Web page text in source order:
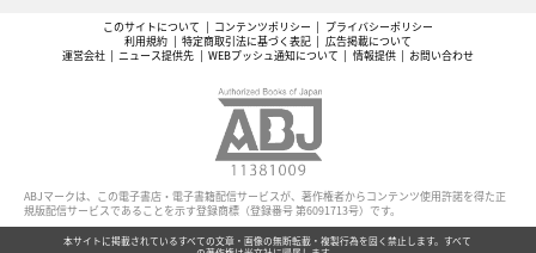
このサイトについて コンテンツポリシー
プライバシーポリシー
利用規約
特定商取引法に基づく表記
広告掲載について
運営会社
ニュース提供先 WEBプッシュ通知について 情報提供 お問い合わせ
ABJマークは、この電子書店・電子書籍配信サービスが、著作権者からコンテンツ使用許諾を得た正
規版配信サービスであることを示す登録商標（登録番号 第6091713号）です。
本サイトに掲載されているすべての文章・画像の無断転載・複製行為を固く禁止します。すべて